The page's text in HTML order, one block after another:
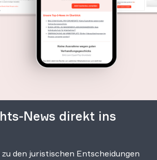
News direkt ins
den juristischen Entscheidungen